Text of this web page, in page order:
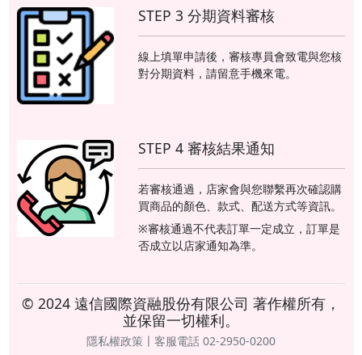
STEP 3 分期資料審核
線上填單申請後，審核專員會致電與您核
對分期資料，請留意手機來電。
STEP 4 審核結果通知
若審核通過，店家會與您聯繫再次確認購
買商品的顏色、款式、配送方式等資訊。
※審核通過不代表訂單一定成立，訂單是
否成立以店家通知為準。
© 2024 遠信國際資融股份有限公司 著作權所有，
並保留一切權利。
隱私權政策〡客服電話 02-2950-0200